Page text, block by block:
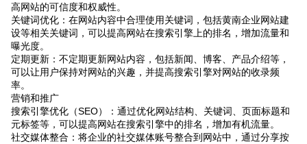
高网站的可信度和权威性。
关键词优化：在网站内容中合理使用关键词，包括黄南企业网站建
设等相关关键词，可以提高网站在搜索引擎上的排名，增加流量和
曝光度。
定期更新：不定期更新网站内容，包括新闻、博客、产品介绍等，
可以让用户保持对网站的兴趣，并提高搜索引擎对网站的收录频
率。
营销和推广
搜索引擎优化（SEO）：通过优化网站结构、关键词、页面标题和
元标签等，可以提高网站在搜索引擎中的排名，增加有机流量。
社交媒体整合：将企业的社交媒体账号整合到网站中，通过分享按